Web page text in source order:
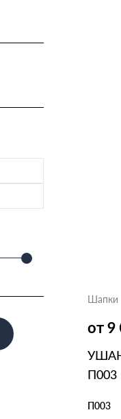
Шапки
от
П003
П003